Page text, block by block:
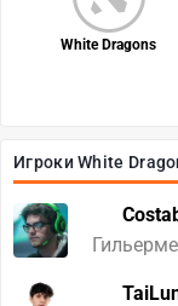
Игроки White
White Dragons